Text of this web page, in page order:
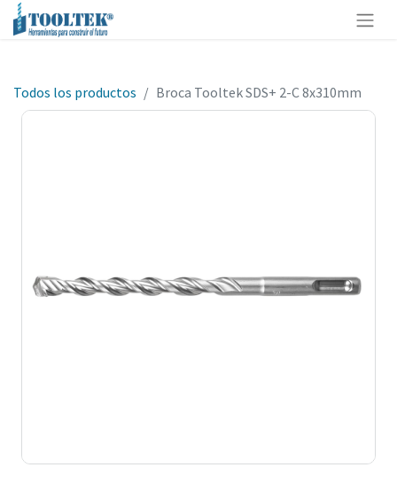
Todos los productos Broca Tooltek SDS+ 2-C 8x310mm